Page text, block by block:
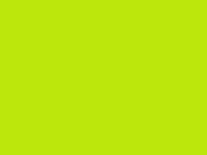
ตราภรณ์พิไล เทิดไท้พระพัน